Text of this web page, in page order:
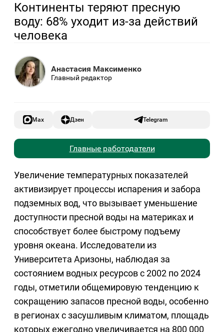
Континенты теряют пресную
воду: 68% уходит из-за действий
человека
Анастасия Максименко
Главный редактор
Max Дзен Telegram
Главные работодатели
Увеличение температурных показателей
активизирует процессы испарения и забора
подземных вод, что вызывает уменьшение
доступности пресной воды на материках и
способствует более быстрому подъему
уровня океана. Исследователи из
Университета Аризоны, наблюдая за
состоянием водных ресурсов с 2002 по 2024
годы, отметили общемировую тенденцию к
сокращению запасов пресной воды, особенно
в регионах с засушливым климатом, площадь
которых ежегодно увеличивается на 800 000